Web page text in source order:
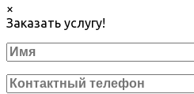
×
Заказать услугу!